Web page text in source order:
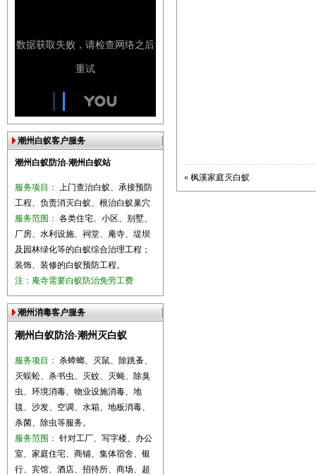
潮州白蚁客户服务
潮州白蚁防治-潮州白蚁站
服务项目： 上门查治白蚁、承接预防
工程、负责消灭白蚁、根治白蚁巢穴
服务范围： 各类住宅、小区、别墅、
厂房、水利设施、祠堂、庵寺、堤坝
及园林绿化等的白蚁综合治理工程；
装饰、装修的白蚁预防工程。
注：庵寺需要白蚁防治免劳工费
潮州消毒客户服务
潮州白蚁防治-潮州灭白蚁
服务项目： 杀蟑螂、灭鼠、除跳蚤、
灭蜈蚣、杀书虫、灭蚊、灭蝇、除臭
虫、环境消毒、物业设施消毒、地
毯、沙发、空调、水箱、地板消毒、
杀菌、除虫等服务。
服务范围： 针对工厂、写字楼、办公
室、家庭住宅、商铺、集体宿舍、银
行、宾馆、酒店、招待所、商场、超
« 枫溪家庭灭白蚁